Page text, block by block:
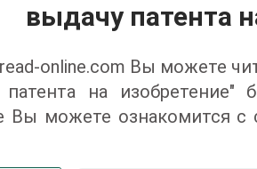
выдачу патента
online.com Вы можете
на изобретение"
Вы можете ознакомится